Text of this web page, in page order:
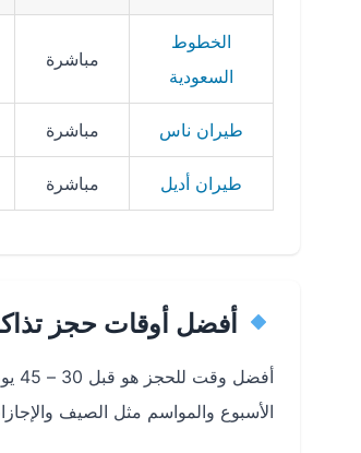
الخطوط
السعودية
مباشرة
طيران ناس مباشرة
طيران أديل مباشرة
أفضل أوقات حجز
الأسبوع والمواسم مثل الصيف